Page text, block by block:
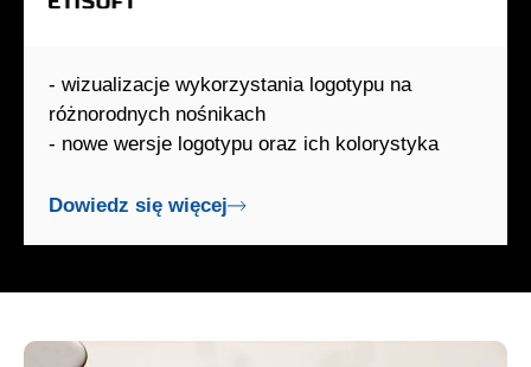
- wizualizacje wykorzystania logotypu na
różnorodnych nośnikach
- nowe wersje logotypu oraz ich kolorystyka
Dowiedz się więcej